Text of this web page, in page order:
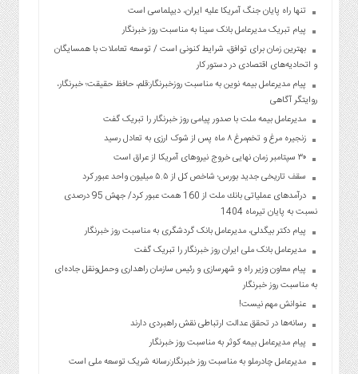
تنها راه پایان جنگ آمریکا علیه ایران، دیپلماسی است
پیام تبریک مدیرعامل بانک سینا به مناسبت روز خبرنگار
بهترین زمان برای توافق، شرایط کنونی است / توسعه تعاملات با همسایگان
و اتحادیه‌های اقتصادی در دستور کار
پیام مدیرعامل بیمه نوین به مناسبت روزخبرنگار:قلم، حافظ حقیقت؛ خبرنگار،
روایتگر آگاهی
مدیرعامل بیمه ملت با صدور پیامی روز خبرنگار را تبریک گفت
زنجیره مرغ و تخم‌مرغ ۸ ماه پس از شوک ارزی به تعادل رسید
۳۰ سپتامبر زمان نهایی خروج نیروهای آمریکا از عراق است
سقف تاریخی جدید بورس؛ شاخص کل از ۵.۵ میلیون واحد عبور کرد
درآمدهای عملیاتی بانك ملت از 160 همت عبور كرد/ جهش 95 درصدی
نسبت به پایان تیرماه 1404
پیام دکتر بیگدلی، مدیرعامل بانک گردشگری به مناسبت روز خبرنگار
مدیرعامل بانک ملی ایران روز خبرنگار را تبریک گفت
پیام معاون وزیر راه و شهرسازی و رئیس سازمان راهداری وحمل‌ونقل جاده‌ای
به مناسبت روز خبرنگار
عنوانش مهم نیست!
رسانه‌ها در تحقق عدالت ارتباطی نقش راهبردی دارند
پیام مدیرعامل بیمه کوثر به مناسبت روز خبرنگار
مدیرعامل چادرملو به مناسبت روز خبرنگار:رسانه شریک توسعه ملی است